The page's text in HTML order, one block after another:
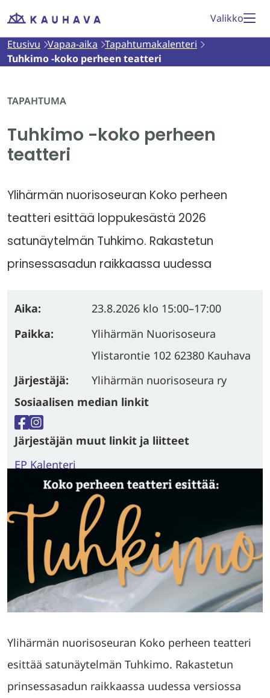
Siirry
Etusivu
Valikko
Etusivu Vapaa-aika Tapahtumakalenteri
Tuhkimo -koko perheen teatteri
TAPAHTUMA
Tuhkimo -koko perheen
teatteri
Ylihärmän nuorisoseuran Koko perheen
teatteri esittää loppukesästä 2026
satunäytelmän Tuhkimo. Rakastetun
prinsessasadun raikkaassa uudessa
Aika: 23.8.2026 klo 15:00–17:00
Paikka:
Ylihärmän Nuorisoseura
Ylistarontie 102 62380 Kauhava
Järjestäjä:
Ylihärmän nuorisoseura ry
Sosiaalisen median linkit
Facebook
Instagram
Järjestäjän muut linkit ja liitteet
EP Kalenteri
Ylihärmän nuorisoseuran Koko perheen teatteri
esittää satunäytelmän Tuhkimo. Rakastetun
prinsessasadun raikkaassa uudessa versiossa